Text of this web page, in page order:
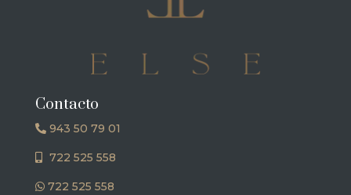
Contacto
943 50 79 01
722 525 558
722 525 558